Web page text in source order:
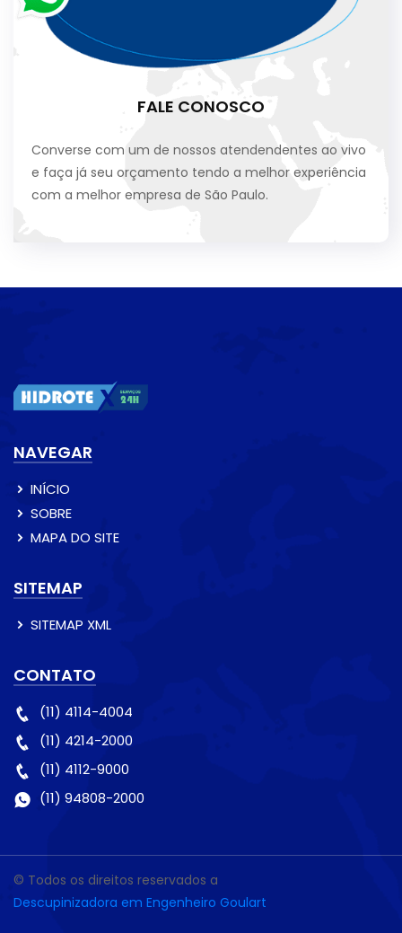
FALE CONOSCO
Converse com um de nossos atendendentes ao vivo
e faça já seu orçamento tendo a melhor experiência
com a melhor empresa de São Paulo.
NAVEGAR
INÍCIO
SOBRE
MAPA DO SITE
SITEMAP
SITEMAP XML
CONTATO
(11) 4114-4004
(11) 4214-2000
(11) 4112-9000
(11) 94808-2000
© Todos os direitos reservados a
Descupinizadora em Engenheiro Goulart